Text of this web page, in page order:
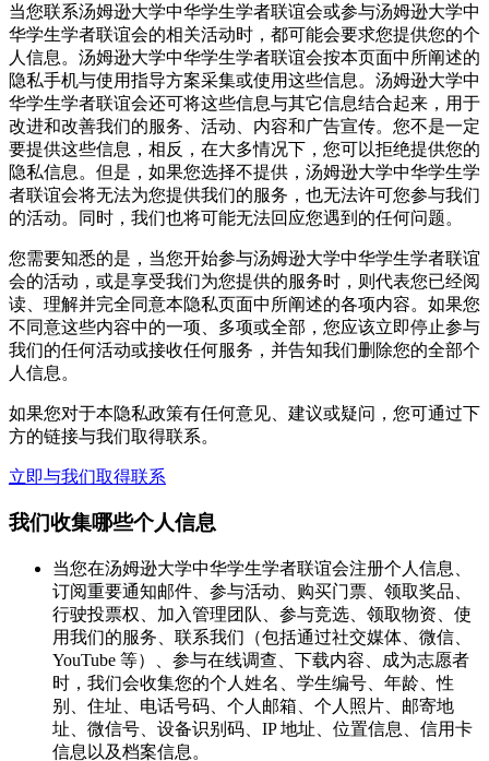
当您联系汤姆逊大学中华学生学者联谊会或参与汤姆逊大学中
华学生学者联谊会的相关活动时，都可能会要求您提供您的个
人信息。汤姆逊大学中华学生学者联谊会按本页面中所阐述的
隐私手机与使用指导方案采集或使用这些信息。汤姆逊大学中
华学生学者联谊会还可将这些信息与其它信息结合起来，用于
改进和改善我们的服务、活动、内容和广告宣传。您不是一定
要提供这些信息，相反，在大多情况下，您可以拒绝提供您的
隐私信息。但是，如果您选择不提供，汤姆逊大学中华学生学
者联谊会将无法为您提供我们的服务，也无法许可您参与我们
的活动。同时，我们也将可能无法回应您遇到的任何问题。
您需要知悉的是，当您开始参与汤姆逊大学中华学生学者联谊
会的活动，或是享受我们为您提供的服务时，则代表您已经阅
读、理解并完全同意本隐私页面中所阐述的各项内容。如果您
不同意这些内容中的一项、多项或全部，您应该立即停止参与
我们的任何活动或接收任何服务，并告知我们删除您的全部个
人信息。
如果您对于本隐私政策有任何意见、建议或疑问，您可通过下
方的链接与我们取得联系。
立即与我们取得联系
我们收集哪些个人信息
当您在汤姆逊大学中华学生学者联谊会注册个人信息、
订阅重要通知邮件、参与活动、购买门票、领取奖品、
行驶投票权、加入管理团队、参与竞选、领取物资、使
用我们的服务、联系我们（包括通过社交媒体、微信、
YouTube 等）、参与在线调查、下载内容、成为志愿者
时，我们会收集您的个人姓名、学生编号、年龄、性
别、住址、电话号码、个人邮箱、个人照片、邮寄地
址、微信号、设备识别码、IP 地址、位置信息、信用卡
信息以及档案信息。